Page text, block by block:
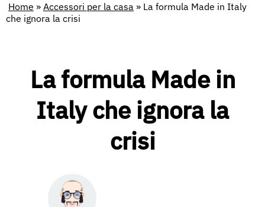
Home » Accessori per la casa » La formula Made in Italy
che ignora la crisi
La formula Made in
Italy che ignora la
crisi